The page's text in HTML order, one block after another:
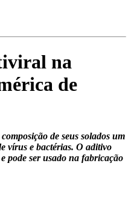
na
de
de seus solados um
vírus e bactérias. O aditivo
pode ser usado na fabricação